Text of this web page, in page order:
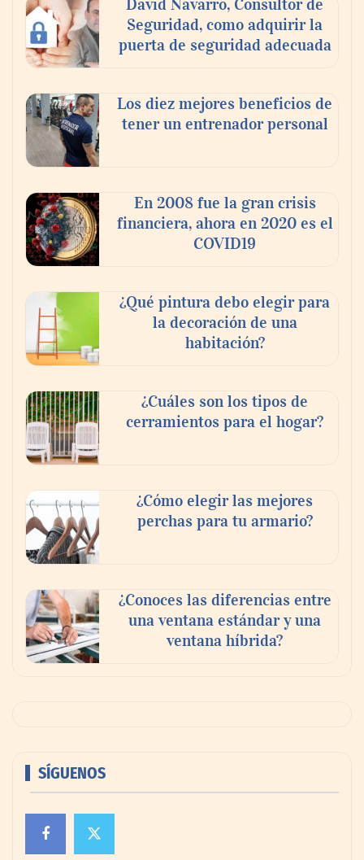
‘El ransomware se puede vencer. No
Ricardo Palacio Escobar
Seguridad, como adquirir la
puerta de seguridad adecuada
Los diez mejores beneficios de
tener un entrenador personal
En 2008 fue la gran crisis
financiera, ahora en 2020 es el
COVID19
¿Qué pintura debo elegir para
la decoración de una
habitación?
¿Cuáles son los tipos de
cerramientos para el hogar?
¿Cómo elegir las mejores
perchas para tu armario?
¿Conoces las diferencias entre
una ventana estándar y una
ventana híbrida?
SÍGUENOS